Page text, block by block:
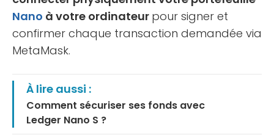
Nano à votre ordinateur pour signer et
confirmer chaque transaction demandée via
MetaMask.
À lire aussi :
Comment sécuriser ses fonds avec
Ledger Nano S ?